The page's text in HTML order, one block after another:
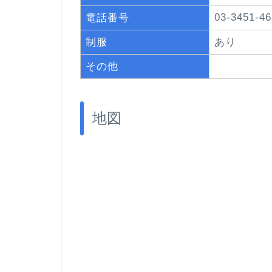
電話番号 03-3451-
制服 あり
その他
地図